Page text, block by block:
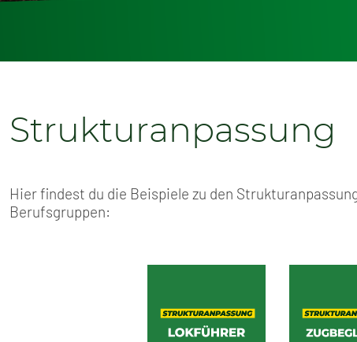
Strukturanpassung
Hier findest du die Beispiele zu den
Berufsgruppen: